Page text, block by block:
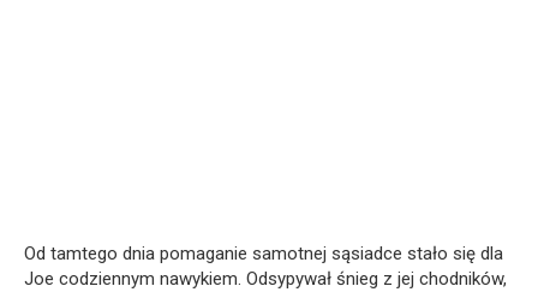
Od tamtego dnia pomaganie samotnej sąsiadce stało się dla
Joe codziennym nawykiem. Odsypywał śnieg z jej chodników,